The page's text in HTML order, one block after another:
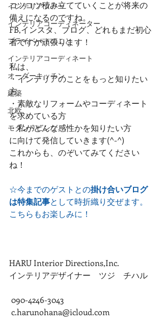
インテリアツアー
インテリアコーディネーター
プライベートのこと
インテリアコーディネート
オーダーキッチン
建築
北欧
モダンリビング
コツコツ積み立てていくことが将来の
備えになるのですね。
FB,インスタ、ブログ、どれもまだ初心
者ですが頑張ります！
私は、
・インテリアのことをもっと知りたい
方
・素敵なリフォームやコーディネート
を求めている方
・私がどんな感性かを知りたい方
に向けて発信していきます(^-^)
これからも、のぞいてみてください
ね！
☆今までのゲストとの掛け合いブログ
は特集記事として時折織り交ぜます。
こちらもお楽しみに！
HARU Interior Directions,Inc.
インテリアデザイナー　ツジ　チハル
090-4246-3043
c.harunohana@icloud.com